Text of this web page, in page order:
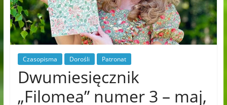
Czasopisma Dorośli Patronat
Dwumiesięcznik
„Filomea” numer 3 – maj,